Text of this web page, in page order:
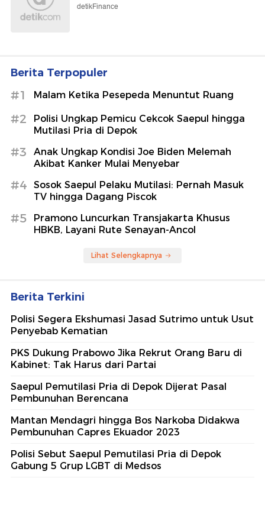
detikFinance
Berita Terpopuler
#1 Malam Ketika Pesepeda Menuntut Ruang
#2
Polisi Ungkap Pemicu Cekcok Saepul hingga
Mutilasi Pria di Depok
#3
Anak Ungkap Kondisi Joe Biden Melemah
Akibat Kanker Mulai Menyebar
#4
Sosok Saepul Pelaku Mutilasi: Pernah Masuk
TV hingga Dagang Piscok
#5
Pramono Luncurkan Transjakarta Khusus
HBKB, Layani Rute Senayan-Ancol
Lihat Selengkapnya
Berita Terkini
Polisi Segera Ekshumasi Jasad Sutrimo untuk Usut
Penyebab Kematian
PKS Dukung Prabowo Jika Rekrut Orang Baru di
Kabinet: Tak Harus dari Partai
Saepul Pemutilasi Pria di Depok Dijerat Pasal
Pembunuhan Berencana
Mantan Mendagri hingga Bos Narkoba Didakwa
Pembunuhan Capres Ekuador 2023
Polisi Sebut Saepul Pemutilasi Pria di Depok
Gabung 5 Grup LGBT di Medsos